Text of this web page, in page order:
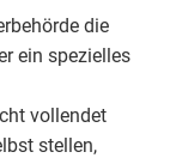
die
ein spezielles
vollendet
stellen,